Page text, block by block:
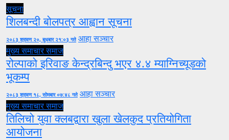
सूचना
शिलबन्दी बोलपत्र आह्वान सूचना
२०८३ श्रावण २०, बुधबार २१:०३ गते आहा सञ्चार
मुख्य समाचारसमाज
रोल्पाको इरिवाङ केन्द्रबिन्दु भएर ४.४ म्याग्निच्यूडको
भूकम्प
२०८३ श्रावण १८, सोमबार ०७:४८ गते आहा सञ्चार
मुख्य समाचारसमाज
तिलिचो युवा क्लबद्वारा खुला खेलकुद प्रतियोगिता
आयोजना